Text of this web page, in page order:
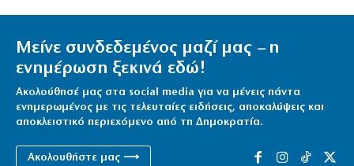
Μείνε συνδεδεμένος μαζί μας – η
ενημέρωση ξεκινά εδώ!
Ακολούθησέ μας στα social media για να μένεις πάντα
ενημερωμένος με τις τελευταίες ειδήσεις, αποκαλύψεις και
αποκλειστικό περιεχόμενο από τη Δημοκρατία.
Ακολουθήστε μας ⟶